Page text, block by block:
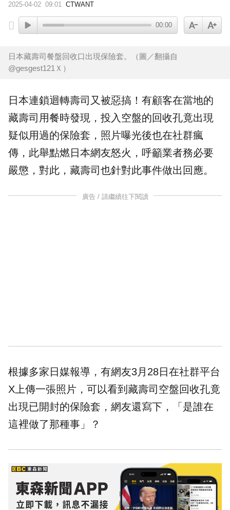
2025-04-02 09:01 CTWANT
00:00
日本藏壽司餐盤回收口出現保險套。（圖／翻攝自
@gesgest121Ｘ）
日本連鎖迴轉壽司又被惡搞！有顧客在當地的
藏壽司 用餐時發現，投入空盤的回收孔竟出現
疑似用過的保險套 ，照片曝光後也在社群瘋
傳，此舉點燃日本網友怒火，呼籲業者務必要
嚴懲，對此，藏壽司也針對此事件做出回應。
廣告 / 請繼續往下閱讀
根據多家日媒報導，有網友3月28日在社群平台
X上傳一張照片，可以看到藏壽司空盤回收孔竟
出現已開封的保險套，網友還寫下，「是誰在
這裡做了那種事」？